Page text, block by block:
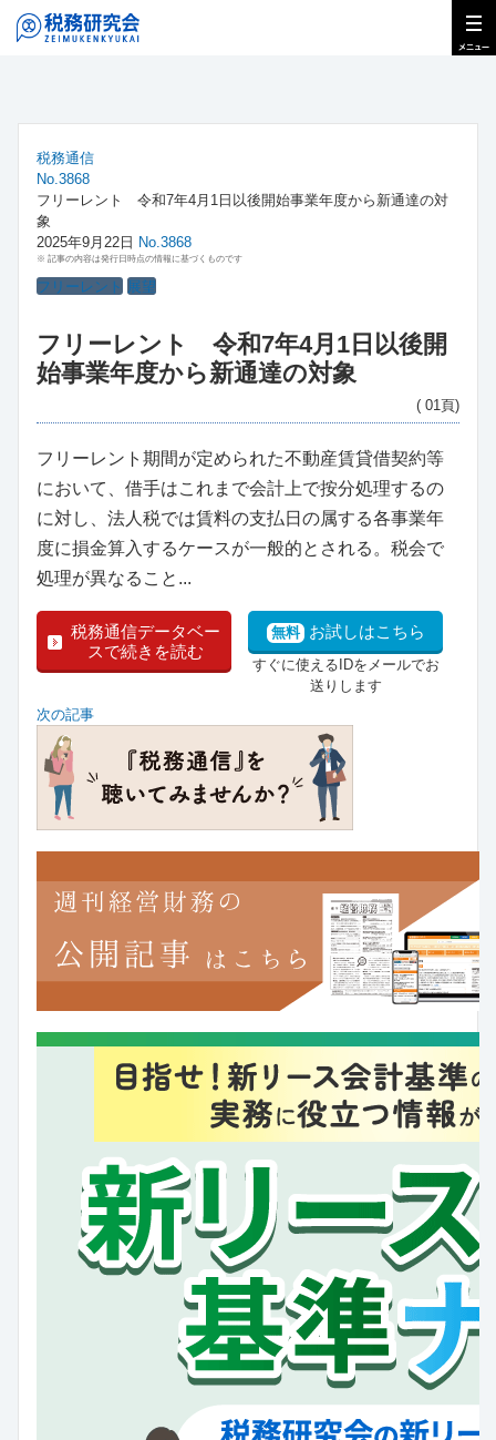
税務通信
No.3868
フリーレント 令和7年4月1日以後開始事業年度から新通達の対
象
2025年9月22日 No.3868
※ 記事の内容は発行日時点の情報に基づくものです
フリーレント 展望
フリーレント 令和7年4月1日以後開
始事業年度から新通達の対象
( 01頁)
フリーレント期間が定められた不動産賃貸借契約等
において、借手はこれまで会計上で按分処理するの
に対し、法人税では賃料の支払日の属する各事業年
度に損金算入するケースが一般的とされる。税会で
処理が異なること...
税務通信データベー
スで続きを読む
無料 お試しはこちら
すぐに使えるIDをメールでお
送りします
次の記事